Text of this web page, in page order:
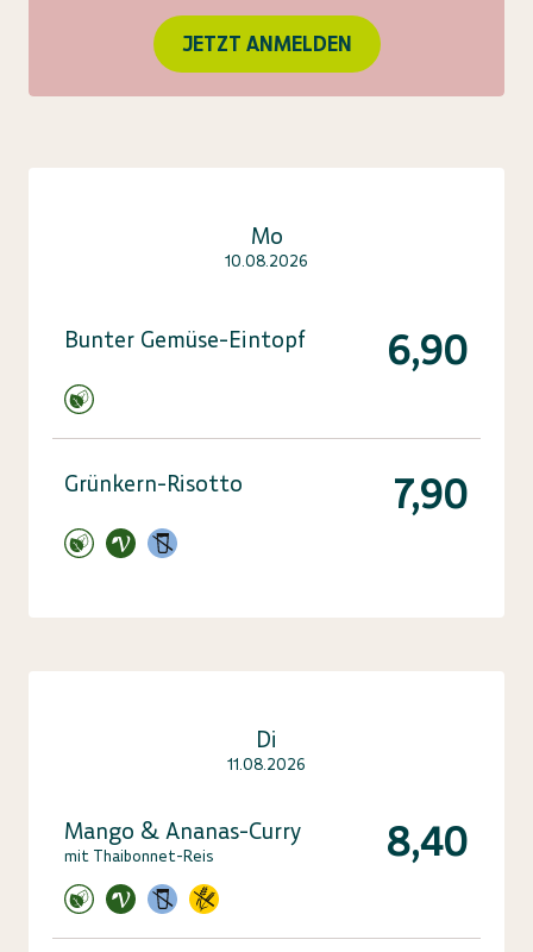
JETZT ANMELDEN
Mo
10.08.2026
Bunter Gemüse-Eintopf 6,90
Grünkern-Risotto 7,90
Di
11.08.2026
Mango & Ananas-Curry
mit Thaibonnet-Reis 8,40